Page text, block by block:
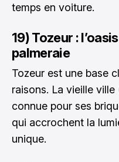
temps en voiture.
19) Tozeur :
palmeraie
Tozeur est une base
raisons. La vieille
connue pour ses
qui accrochent la
unique.